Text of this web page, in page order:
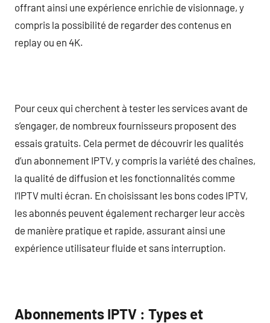
offrant ainsi une expérience enrichie de visionnage, y
compris la possibilité de regarder des contenus en
replay ou en 4K.
Pour ceux qui cherchent à tester les services avant de
s’engager, de nombreux fournisseurs proposent des
essais gratuits. Cela permet de découvrir les qualités
d’un abonnement IPTV, y compris la variété des chaînes,
la qualité de diffusion et les fonctionnalités comme
l’IPTV multi écran. En choisissant les bons codes IPTV,
les abonnés peuvent également recharger leur accès
de manière pratique et rapide, assurant ainsi une
expérience utilisateur fluide et sans interruption.
Abonnements IPTV : Types et